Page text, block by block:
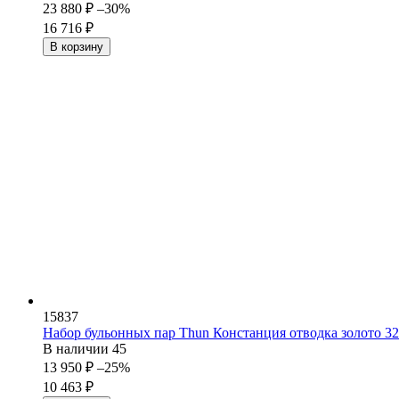
23 880 ₽ –30%
16 716 ₽
В корзину
15837
Набор бульонных пар Thun Констанция отводка золото
В наличии 45
13 950 ₽ –25%
10 463 ₽